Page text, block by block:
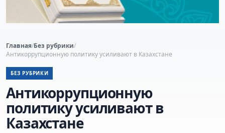
Главная/Без рубрики/
Антикоррупционную политику усиливают в Казахстане
БЕЗ РУБРИКИ
Антикоррупционную
политику усиливают в
Казахстане